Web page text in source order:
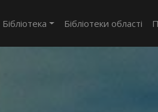
Бібліотека Бібліотеки області